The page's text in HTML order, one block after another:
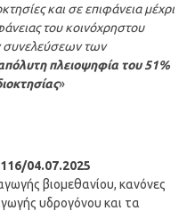
και σε επιφάνεια μέχρι
του κοινόχρηστου
συνελεύσεων των
πλειοψηφία του 51%
»
04.07.2025
βιομεθανίου, κανόνες
υδρογόνου και τα